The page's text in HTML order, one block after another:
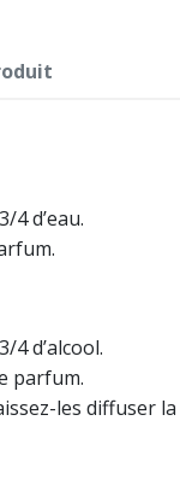
4 d’eau.
4 d’alcool.
parfum.
les diffuser